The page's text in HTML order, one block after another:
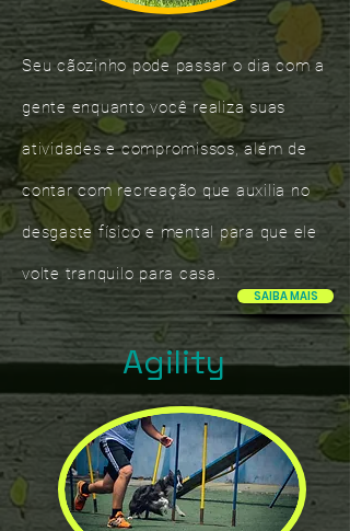
Seu cãozinho pode passar o dia com a
gente enquanto você realiza suas
atividades e compromissos, além de
contar com recreação que auxilia no
desgaste físico e mental para que ele
volte tranquilo para casa.
SAIBA MAIS
Agility